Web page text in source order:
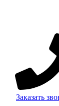
Заказать